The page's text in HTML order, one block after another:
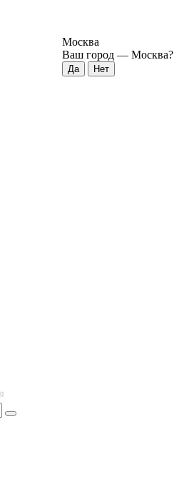
Москва
Ваш город — Москва?